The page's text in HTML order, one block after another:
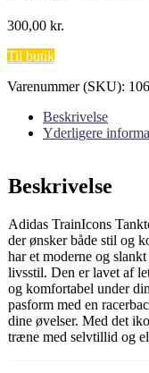
300,00 kr.
Til butik
Varenummer (SKU):
Beskrivelse
Yderligere
Beskrivelse
Adidas TrainIcons
der ønsker både stil og
har et moderne og
livsstil. Den er lavet af
og komfortabel under
pasform med en
dine øvelser. Med det
træne med selvtillid og